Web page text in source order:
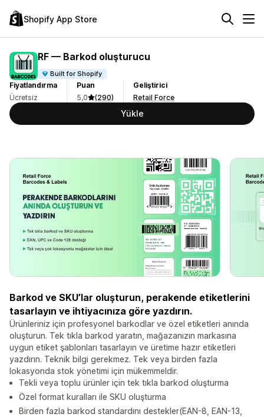
Shopify App Store
RF — Barkod oluşturucu
Built for Shopify
Fiyatlandırma
Ücretsiz
Puan
5,0
(290)
Geliştirici
Retail Force
Yükle
Barkod ve SKU’lar oluşturun, perakende etiketlerini
tasarlayın ve ihtiyacınıza göre yazdırın.
Ürünleriniz için profesyonel barkodlar ve özel etiketleri anında
oluşturun. Tek tıkla barkod yaratın, mağazanızın markasına
uygun etiket şablonları tasarlayın ve üretime hazır etiketleri
yazdırın. Teknik bilgi gerekmez. Tek veya birden fazla
lokasyonda stok yönetimi için mükemmeldir.
Tekli veya toplu ürünler için tek tıkla barkod oluşturma
Özel format kuralları ile SKU oluşturma
Birden fazla barkod standardını destekler(EAN-8, EAN-13,